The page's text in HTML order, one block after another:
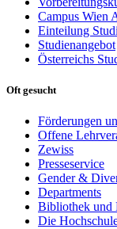
Campus Wien
Einteilung
Studienangebot
Österreichs
Oft gesucht
Förderungen
Offene
Zewiss
Presseservice
Gender &
Departments
Bibliothek und
Die